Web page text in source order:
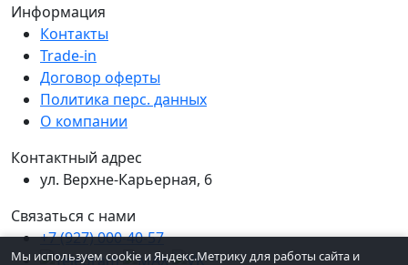
Информация
Контакты
Trade-in
Договор оферты
Политика перс. данных
О компании
Контактный адрес
ул. Верхне-Карьерная, 6
Связаться с нами
+7 (927) 000-40-57
Мы используем cookie и Яндекс.Метрику для работы сайта и